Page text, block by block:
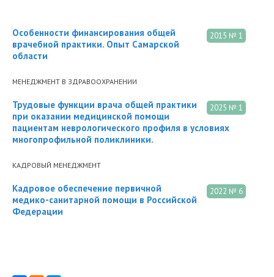
2015 № 1
Особенности финансирования общей
врачебной практики. Опыт Самарской
области
МЕНЕДЖМЕНТ В ЗДРАВООХРАНЕНИИ
2025 № 1
Трудовые функции врача общей практики
при оказании медицинской помощи
пациентам неврологического профиля в условиях
многопрофильной поликлиники.
КАДРОВЫЙ МЕНЕДЖМЕНТ
2022 № 6
Кадровое обеспечение первичной
медико-санитарной помощи в Российской
Федерации